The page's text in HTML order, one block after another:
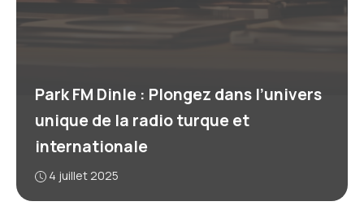
Park FM Dinle : Plongez dans l’univers
unique de la radio turque et
internationale
4 juillet 2025